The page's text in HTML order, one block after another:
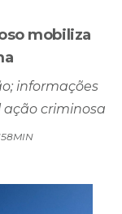
mobiliza
informações
ação criminosa